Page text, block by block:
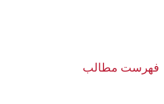
فهرست مطالب